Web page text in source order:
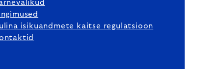
isikuandmete kaitse regulatsioon